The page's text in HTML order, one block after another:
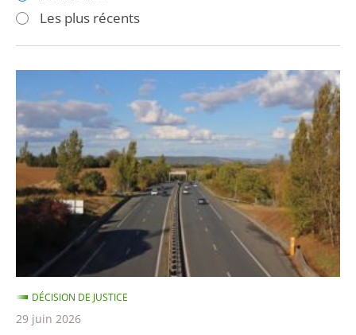
filtres
filtresLes plus récents
«
A69
»
:
Le
Conseil
confirme
l’arrêt
de
la
DÉCISION DE JUSTICE
29 juin 2026